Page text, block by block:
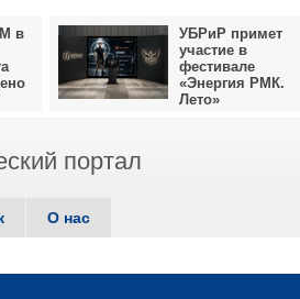
в
УБРиР примет
участие в
фестивале
«Энергия РМК.
Лето»
портал
О нас